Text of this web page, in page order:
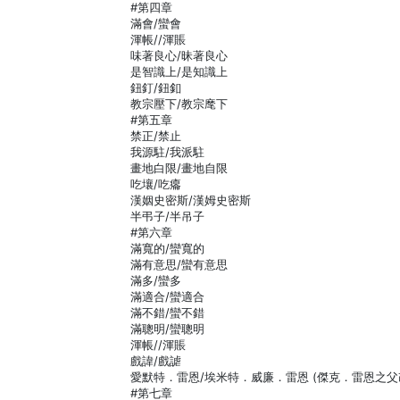
#第四章
滿會/蠻會
渾帳//渾賬
味著良心/昧著良心
是智識上/是知識上
鈕釘/鈕釦
教宗壓下/教宗麾下
#第五章
禁正/禁止
我源駐/我派駐
畫地白限/畫地自限
吃壤/吃癟
漢姻史密斯/漢姆史密斯
半弔子/半吊子
#第六章
滿寬的/蠻寬的
滿有意思/蠻有意思
滿多/蠻多
滿適合/蠻適合
滿不錯/蠻不錯
滿聰明/蠻聰明
渾帳//渾賬
戲諱/戲謔
愛默特．雷恩/埃米特．威廉．雷恩 (傑克．雷恩之
#第七章